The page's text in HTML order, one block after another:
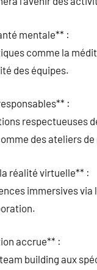
mentale** :
comme la
des équipes.
:
respectueuses
des ateliers
réalité virtuelle** :
immersives via
accrue** :
building aux